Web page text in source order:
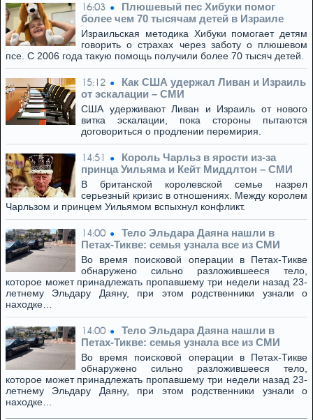
16:03
Плюшевый пес Хибуки помог
более чем 70 тысячам детей в Израиле
Израильская методика Хибуки помогает детям
говорить о страхах через заботу о плюшевом
псе. С 2006 года такую помощь получили более 70 тысяч детей.
15:12
Как США удержал Ливан и Израиль
от эскалации – СМИ
США удерживают Ливан и Израиль от нового
витка эскалации, пока стороны пытаются
договориться о продлении перемирия.
14:51
Король Чарльз в ярости из-за
принца Уильяма и Кейт Миддлтон – СМИ
В британской королевской семье назрел
серьезный кризис в отношениях. Между королем
Чарльзом и принцем Уильямом вспыхнул конфликт.
14:00
Тело Эльдара Даяна нашли в
Петах-Тикве: семья узнала все из СМИ
Во время поисковой операции в Петах-Тикве
обнаружено сильно разложившееся тело,
которое может принадлежать пропавшему три недели назад 23-
летнему Эльдару Даяну, при этом родственники узнали о
находке…
14:00
Тело Эльдара Даяна нашли в
Петах-Тикве: семья узнала все из СМИ
Во время поисковой операции в Петах-Тикве
обнаружено сильно разложившееся тело,
которое может принадлежать пропавшему три недели назад 23-
летнему Эльдару Даяну, при этом родственники узнали о
находке…